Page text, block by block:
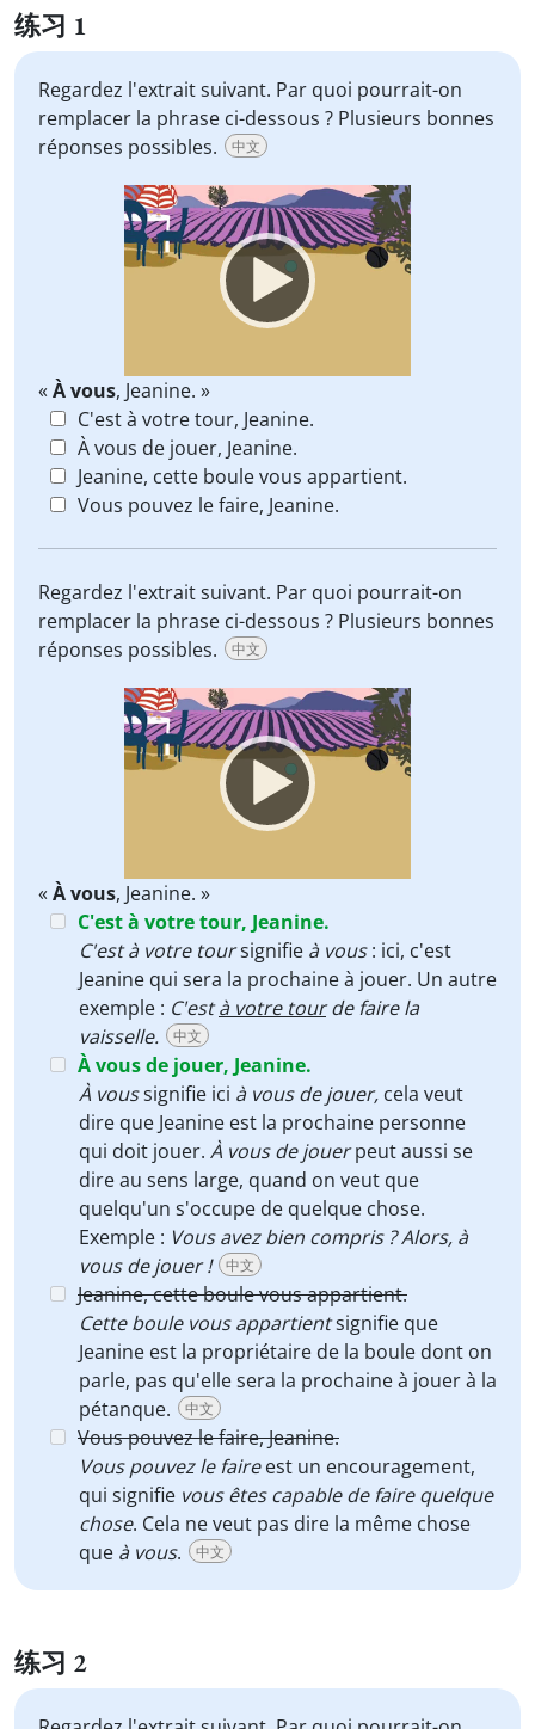
练习 1
Regardez l'extrait suivant. Par quoi pourrait-on
remplacer la phrase ci-dessous ? Plusieurs bonnes
réponses possibles.
中文
Video
Player
«À vous, Jeanine. »
C'est à votre tour, Jeanine.
À vous de jouer, Jeanine.
Jeanine, cette boule vous appartient.
Vous pouvez le faire, Jeanine.
Regardez l'extrait suivant. Par quoi pourrait-on
remplacer la phrase ci-dessous ? Plusieurs bonnes
réponses possibles.
中文
Video
Player
«À vous, Jeanine. »
C'est à votre tour, Jeanine.
C'est à votre toursignifie à vous: ici, c'est
Jeanine qui sera la prochaine à jouer. Un autre
exemple : C'està votre tourde faire la
vaisselle.
中文
À vous de jouer, Jeanine.
À voussignifie ici à vous de jouer, cela veut
dire que Jeanine est la prochaine personne
qui doit jouer. À vous de jouerpeut aussi se
dire au sens large, quand on veut que
quelqu'un s'occupe de quelque chose.
Exemple : Vous avez bien compris ? Alors, à
vous de jouer !
中文
Jeanine, cette boule vous appartient.
Cette boule vous appartientsignifie que
Jeanine est la propriétaire de la boule dont on
parle, pas qu'elle sera la prochaine à jouer à la
pétanque.
中文
Vous pouvez le faire, Jeanine.
Vous pouvez le faireest un encouragement,
qui signifie vous êtes capable de faire quelque
chose. Cela ne veut pas dire la même chose
que à vous. 中文
练习 2